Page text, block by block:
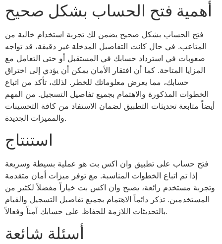
أهمية فتح الحساب بشكل صحيح
فتح الحساب بشكل صحيح يضمن لك تجربة استخدام خالية من
المتاعب. في حال كانت التفاصيل المدخلة غير دقيقة، قد تواجه
صعوبات في استرداد حسابك في المستقبل أو حتى التعامل مع
المزايا المتاحة. كما أن افتقار الأمان يمكن أن يؤدي إلى اختراق
حسابك، مما يعرض معلوماتك للخطر. لذلك، تأكد من اتباع
الخطوات المذكورة والاهتمام بجميع تفاصيل التسجيل. من المهم
أيضاً متابعة تحديثات التطبيق لضمان الاستفاد من كافة التحسينات
والمميزات الجديدة.
استنتاج
فتح حساب على تطبيق وان اكس بت هو عملية بسيطة وسريعة
إذا تم اتباع الخطوات المناسبة. مع توفر ميزات أمان متقدمة
وتجربة مستخدم رائعة، يصبح وان اكس بت خياراً مفضلاً لكثير من
المستخدمين. تذكر دائماً الاهتمام بجميع تفاصيل التسجيل والقيام
بالتحديثات اللازمة للحفاظ على حسابك آمناً وفعالاً.
أسئلة شائعة